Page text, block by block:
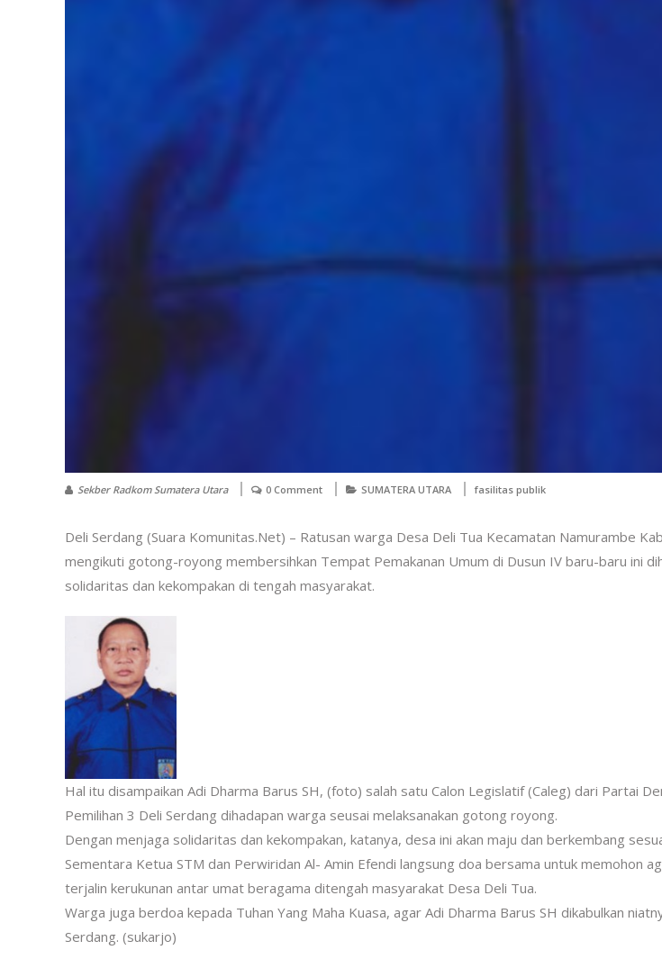
Sekber Radkom Sumatera Utara 0 Comment SUMATERA UTARA fasilitas publik
Deli Serdang (Suara Komunitas.Net) – Ratusan warga Desa Deli Tua Kecamatan Namurambe
mengikuti gotong-royong membersihkan Tempat Pemakanan Umum di Dusun IV baru-baru ini
solidaritas dan kekompakan di tengah masyarakat.
Hal itu disampaikan Adi Dharma Barus SH, (foto) salah satu Calon Legislatif (Caleg) dari Partai
Pemilihan 3 Deli Serdang dihadapan warga seusai melaksanakan gotong royong.
Dengan menjaga solidaritas dan kekompakan, katanya, desa ini akan maju dan berkembang
Sementara Ketua STM dan Perwiridan Al- Amin Efendi langsung doa bersama untuk memohon
terjalin kerukunan antar umat beragama ditengah masyarakat Desa Deli Tua.
Warga juga berdoa kepada Tuhan Yang Maha Kuasa, agar Adi Dharma Barus SH dikabulkan
Serdang. (sukarjo)